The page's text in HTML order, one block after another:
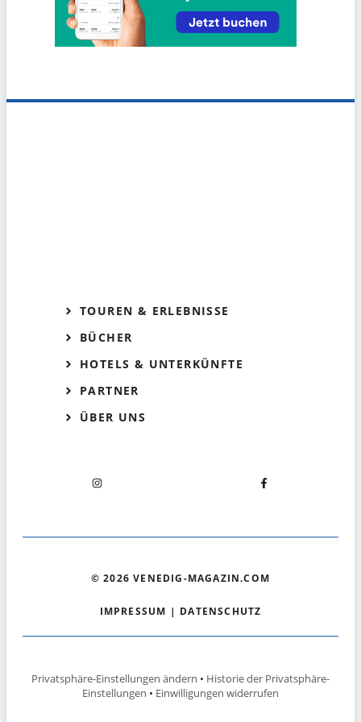
TOUREN & ERLEBNISSE
BÜCHER
HOTELS & UNTERKÜNFTE
PARTNER
ÜBER UNS
© 2026 VENEDIG-MAGAZIN.COM
IMPRESSUM | DATENSCHUTZ
Privatsphäre-Einstellungen ändern • Historie der Privatsphäre-
Einstellungen • Einwilligungen widerrufen